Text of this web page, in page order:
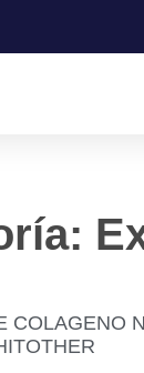
COLAGENO